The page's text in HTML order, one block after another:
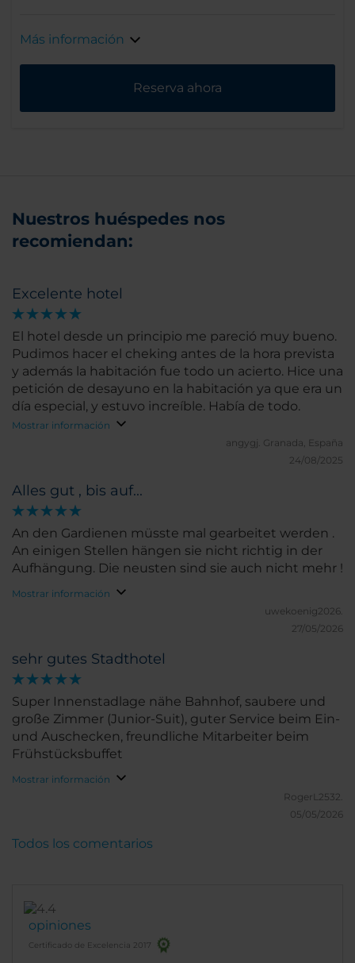
Más información
Reserva ahora
Nuestros huéspedes nos
recomiendan:
Excelente hotel
El hotel desde un principio me pareció muy bueno.
Pudimos hacer el cheking antes de la hora prevista
y además la habitación fue todo un acierto. Hice una
petición de desayuno en la habitación ya que era un
día especial, y estuvo increíble. Había de todo.
Mostrar información
angygj. Granada, España
24/08/2025
Alles gut , bis auf...
An den Gardienen müsste mal gearbeitet werden .
An einigen Stellen hängen sie nicht richtig in der
Aufhängung. Die neusten sind sie auch nicht mehr !
Mostrar información
uwekoenig2026.
27/05/2026
sehr gutes Stadthotel
Super Innenstadlage nähe Bahnhof, saubere und
große Zimmer (Junior-Suit), guter Service beim Ein-
und Auschecken, freundliche Mitarbeiter beim
Frühstücksbuffet
Mostrar información
RogerL2532.
05/05/2026
opiniones
Certificado de Excelencia 2017
Todos los comentarios